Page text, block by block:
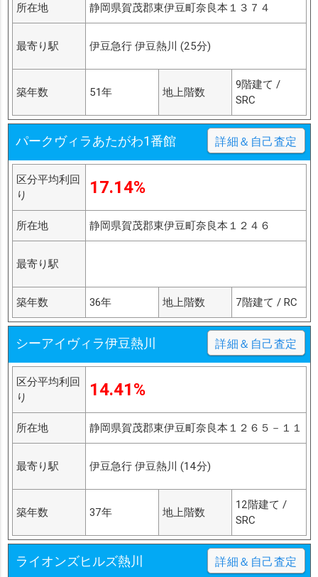
所在地 静岡県賀茂郡東伊豆町奈良本１３７４
最寄り駅 伊豆急行 伊豆熱川 (25分)
築年数 51年 地上階数
9階建て /
SRC
パークヴィラあたがわ1番館 詳細＆自己査定
区分平均利回
り
17.14%
所在地 静岡県賀茂郡東伊豆町奈良本１２４６
最寄り駅
築年数 36年 地上階数 7階建て / RC
シーアイヴィラ伊豆熱川 詳細＆自己査定
区分平均利回
り
14.41%
所在地 静岡県賀茂郡東伊豆町奈良本１２６５－１１
最寄り駅 伊豆急行 伊豆熱川 (14分)
築年数 37年 地上階数
12階建て /
SRC
ライオンズヒルズ熱川 詳細＆自己査定